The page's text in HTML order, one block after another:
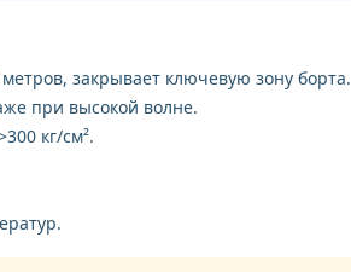
закрывает ключевую зону борта.
при высокой волне.
кг/см².